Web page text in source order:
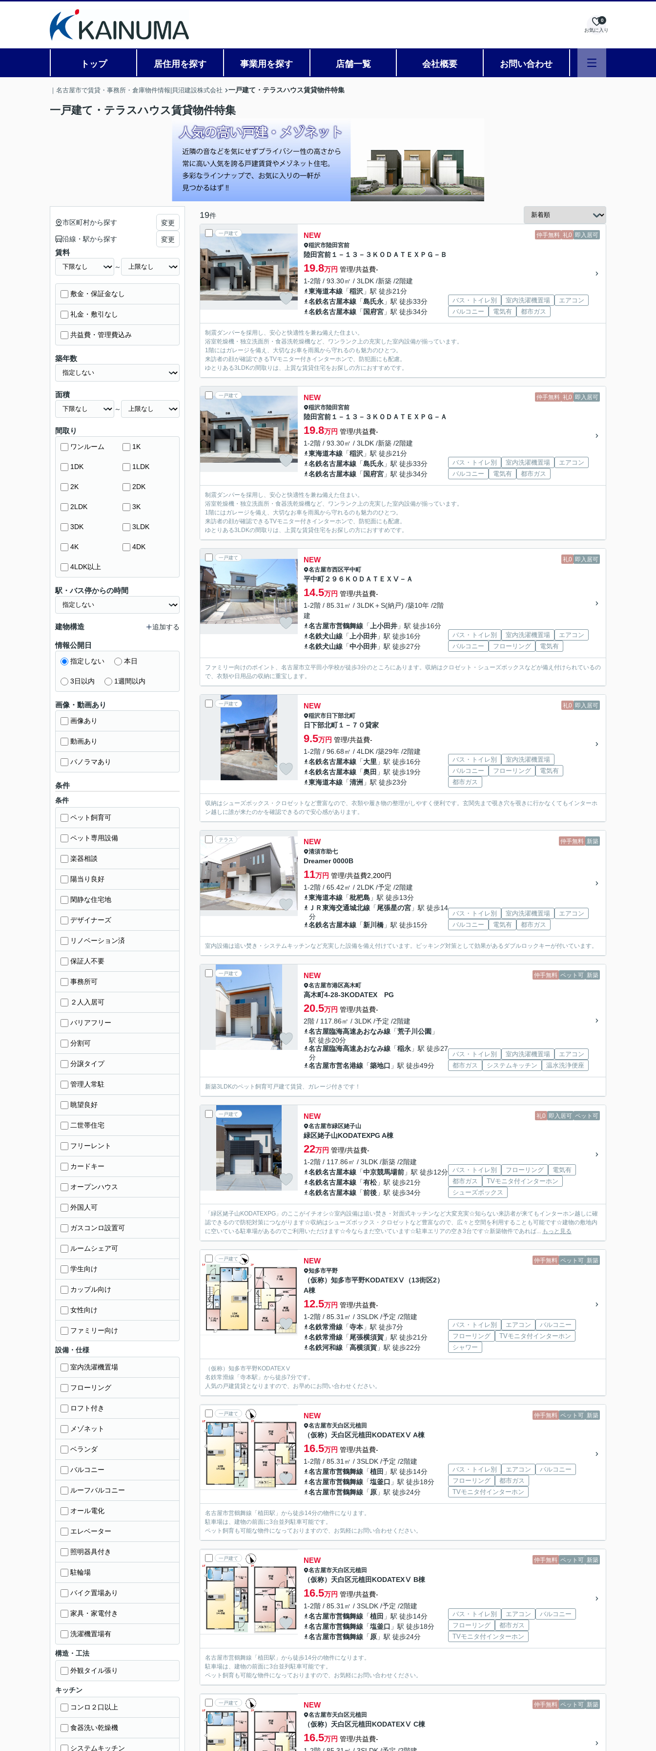
お気に入り
0
トップ 居住用を探す 事業用を探す 店舗一覧 会社概要 お問い合わせ
｜名古屋市で賃貸・事務所・倉庫物件情報|貝沼建設株式会社 一戸建て・テラスハウス賃貸物件特集
一戸建て・テラスハウス賃貸物件特集
19件
一戸建て 仲手無料 礼0 即入居可
NEW
稲沢市陸田宮前
陸田宮前１－１３－３ＫＯＤＡＴＥＸＰＧ－Ｂ
19.8万円 管理/共益費-
1-2階 / 93.30㎡ / 3LDK /新築 /2階建
東海道本線 「稲沢 」駅 徒歩21分
名鉄名古屋本線 「島氏永 」駅 徒歩33分
名鉄名古屋本線 「 国府宮 」駅 徒歩34分
バス・トイレ別 室内洗濯機置場
エアコン
バルコニー
電気有 都市ガス
制震ダンパーを採用し、安心と快適性を兼ね備えた住まい。
浴室乾燥機・独立洗面所・食器洗乾燥機など、ワンランク上の充実した室内設備が揃っています。
1階にはガレージを備え、大切なお車を雨風から守れるのも魅力のひとつ。
来訪者の顔が確認できるTVモニター付きインターホンで、防犯面にも配慮。
ゆとりある3LDKの間取りは、上質な賃貸住宅をお探しの方におすすめです。
一戸建て 仲手無料 礼0 即入居可
NEW
稲沢市陸田宮前
陸田宮前１－１３－３ＫＯＤＡＴＥＸＰＧ－Ａ
19.8万円 管理/共益費-
1-2階 / 93.30㎡ / 3LDK /新築 /2階建
東海道本線 「稲沢 」駅 徒歩21分
名鉄名古屋本線 「島氏永 」駅 徒歩33分
名鉄名古屋本線 「 国府宮 」駅 徒歩34分
バス・トイレ別 室内洗濯機置場
エアコン
バルコニー
電気有 都市ガス
制震ダンパーを採用し、安心と快適性を兼ね備えた住まい。
浴室乾燥機・独立洗面所・食器洗乾燥機など、ワンランク上の充実した室内設備が揃っています。
1階にはガレージを備え、大切なお車を雨風から守れるのも魅力のひとつ。
来訪者の顔が確認できるTVモニター付きインターホンで、防犯面にも配慮。
ゆとりある3LDKの間取りは、上質な賃貸住宅をお探しの方におすすめです。
一戸建て 礼0 即入居可
NEW
名古屋市西区平中町
平中町２９６ＫＯＤＡＴＥＸⅤ－Ａ
14.5万円 管理/共益費-
1-2階 / 85.31㎡ / 3LDK＋S(納戸) /築10年 /2階
建
名古屋市営鶴舞線 「 上小田井 」駅 徒歩16分
名鉄犬山線 「 上小田井 」駅 徒歩16分
名鉄犬山線 「中小田井 」駅 徒歩27分
バス・トイレ別 室内洗濯機置場
エアコン
バルコニー
フローリング 電気有
ファミリー向けのポイント、名古屋市立平田小学校が徒歩3分のところにあります。収納はクロゼット・シューズボックスなどが備え付けられているの
で、衣類や日用品の収納に重宝します。
一戸建て 礼0 即入居可
NEW
稲沢市 日下部北町
日下部北町１－７０貸家
9.5万円 管理/共益費-
1-2階 / 96.68㎡ / 4LDK /築29年 /2階建
名鉄名古屋本線 「大里 」駅 徒歩16分
名鉄名古屋本線 「奥田 」駅 徒歩19分
東海道本線 「清洲 」駅 徒歩23分
バス・トイレ別
室内洗濯機置場
バルコニー
フローリング
電気有
都市ガス
収納はシューズボックス・クロゼットなど豊富なので、衣類や履き物の整理がしやすく便利です。玄関先まで覗き穴を覗きに行かなくてもインターホ
ン越しに誰が来たのかを確認できるので安心感があります。
テラス 仲手無料 新築
NEW
清須市助七
Dreamer 0000B
11万円 管理/共益費2,200円
1-2階 / 65.42㎡ / 2LDK /予定 /2階建
東海道本線 「枇杷島 」駅 徒歩13分
ＪＲ東海交通城北線 「尾張星の宮 」駅 徒歩14
分
名鉄名古屋本線 「新川橋 」駅 徒歩15分
バス・トイレ別 室内洗濯機置場
エアコン
バルコニー
電気有 都市ガス
室内設備は追い焚き・システムキッチンなど充実した設備を備え付けています。ピッキング対策として効果があるダブルロックキーが付いています。
一戸建て 仲手無料 ペット可 新築
NEW
名古屋市港区高木町
高木町4-28-3KODATEX PG
20.5万円 管理/共益費-
2階 / 117.86㎡ / 3LDK /予定 /2階建
名古屋臨海高速あおなみ線 「荒子川公園 」
駅 徒歩20分
名古屋臨海高速あおなみ線 「稲永 」駅 徒歩27
分
名古屋市営名港線 「築地口 」駅 徒歩49分
バス・トイレ別 室内洗濯機置場
エアコン
都市ガス
システムキッチン 温水洗浄便座
新築3LDKのペット飼育可戸建て賃貸、ガレージ付きです！
一戸建て 礼0 即入居可 ペット可
NEW
名古屋市緑区姥子山
緑区姥子山KODATEXPG A棟
22万円 管理/共益費-
1-2階 / 117.86㎡ / 3LDK /新築 /2階建
名鉄名古屋本線 「中京競馬場前 」駅 徒歩12分
名鉄名古屋本線 「有松」駅 徒歩21分
名鉄名古屋本線 「前後 」駅 徒歩34分
バス・トイレ別 フローリング
電気有
都市ガス
TVモニタ付インターホン
シューズボックス
「緑区姥子山KODATEXPG」のここがイチオシ☆室内設備は追い焚き・対面式キッチンなど大変充実☆知らない来訪者が来てもインターホン越しに確
認できるので防犯対策につながります☆収納はシューズボックス・クロゼットなど豊富なので、広々と空間を利用することも可能です☆建物の敷地内
に空いている駐車場があるのでご利用いただけます☆今ならまだ空いています☆駐車エリアの空き3台です☆新築物件であれば... もっと見る
一戸建て 仲手無料 ペット可 新築
NEW
知多市平野
（仮称）知多市平野KODATEXⅤ（13街区2）
A棟
12.5万円 管理/共益費-
1-2階 / 85.31㎡ / 3SLDK /予定 /2階建
名鉄常滑線 「寺本 」駅 徒歩7分
名鉄常滑線 「尾張横須賀 」駅 徒歩21分
名鉄河和線 「高横須賀 」駅 徒歩22分
バス・トイレ別 エアコン
バルコニー
フローリング
TVモニタ付インターホン
シャワー
（仮称）知多市平野KODATEXⅤ
名鉄常滑線「寺本駅」から徒歩7分です。
人気の戸建賃貸となりますので、お早めにお問い合わせください。
一戸建て 仲手無料 ペット可 新築
NEW
名古屋市天白区元植田
（仮称）天白区元植田KODATEXⅤ A棟
16.5万円 管理/共益費-
1-2階 / 85.31㎡ / 3SLDK /予定 /2階建
名古屋市営鶴舞線 「植田 」駅 徒歩14分
名古屋市営鶴舞線 「塩釜口 」駅 徒歩18分
名古屋市営鶴舞線 「原 」駅 徒歩24分
バス・トイレ別 エアコン
バルコニー
フローリング
都市ガス
TVモニタ付インターホン
名古屋市営鶴舞線「植田駅」から徒歩14分の物件になります。
駐車場は、建物の前面に3台並列駐車可能です。
ペット飼育も可能な物件になっておりますので、お気軽にお問い合わせください。
一戸建て 仲手無料 ペット可 新築
NEW
名古屋市天白区元植田
（仮称）天白区元植田KODATEXⅤ B棟
16.5万円 管理/共益費-
1-2階 / 85.31㎡ / 3SLDK /予定 /2階建
名古屋市営鶴舞線 「植田 」駅 徒歩14分
名古屋市営鶴舞線 「塩釜口 」駅 徒歩18分
名古屋市営鶴舞線 「原 」駅 徒歩24分
バス・トイレ別 エアコン
バルコニー
フローリング
都市ガス
TVモニタ付インターホン
名古屋市営鶴舞線「植田駅」から徒歩14分の物件になります。
駐車場は、建物の前面に3台並列駐車可能です。
ペット飼育も可能な物件になっておりますので、お気軽にお問い合わせください。
一戸建て 仲手無料 ペット可 新築
NEW
名古屋市天白区元植田
（仮称）天白区元植田KODATEXⅤ C棟
16.5万円 管理/共益費-
市区町村から探す 変更
沿線・駅から探す 変更
賃料
～
敷金・保証金なし
礼金・敷引なし
共益費・管理費込み
築年数
面積
～
間取り
ワンルーム 1K
1DK 1LDK
2K 2DK
2LDK 3K
3DK 3LDK
4K 4DK
4LDK以上
駅・バス停からの時間
建物構造 追加する
情報公開日
指定しない 本日
3日以内 1週間以内
画像・動画あり
画像あり
動画あり
パノラマあり
条件
条件
ペット飼育可
ペット専用設備
楽器相談
陽当り良好
閑静な住宅地
デザイナーズ
リノベーション済
保証人不要
事務所可
２人入居可
バリアフリー
分割可
分譲タイプ
管理人常駐
眺望良好
二世帯住宅
フリーレント
カードキー
オープンハウス
外国人可
ガスコンロ設置可
ルームシェア可
学生向け
カップル向け
女性向け
ファミリー向け
設備・仕様
室内洗濯機置場
フローリング
ロフト付き
メゾネット
ベランダ
バルコニー
ルーフバルコニー
オール電化
エレベーター
照明器具付き
駐輪場
バイク置場あり
家具・家電付き
洗濯機置場有
構造・工法
外観タイル張り
キッチン
コンロ２口以上
食器洗い乾燥機
システムキッチン